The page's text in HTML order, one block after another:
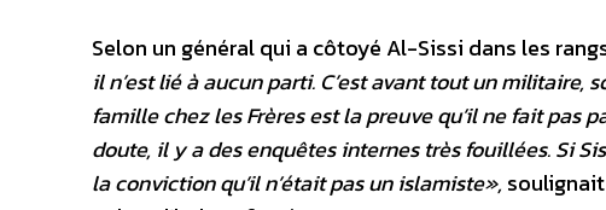
Selon un général qui a côtoyé Al-Sissi dans les
il n’est lié à aucun parti. C’est avant tout un militaire,
famille chez les Frères est la preuve qu’il ne fait pas
doute, il y a des enquêtes internes très fouillées. Si
la conviction qu’il n’était pas un islamiste»,